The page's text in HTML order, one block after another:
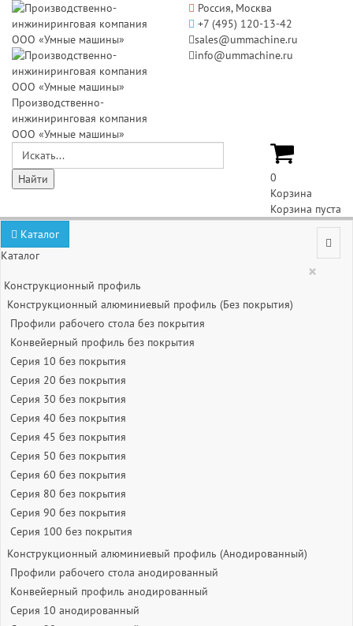
Производственно-
инжиниринговая компания
ООО «Умные машины»
Россия, Москва
+7 (495) 120-13-42
sales@ummachine.ru
info@ummachine.ru
0
Корзина
Корзина пуста
Каталог
Каталог
×
Конструкционный профиль
Конструкционный алюминиевый профиль (Без покрытия)
Профили рабочего стола без покрытия
Конвейерный профиль без покрытия
Серия 10 без покрытия
Серия 20 без покрытия
Серия 30 без покрытия
Серия 40 без покрытия
Серия 45 без покрытия
Серия 50 без покрытия
Серия 60 без покрытия
Серия 80 без покрытия
Серия 90 без покрытия
Серия 100 без покрытия
Конструкционный алюминиевый профиль (Анодированный)
Профили рабочего стола анодированный
Конвейерный профиль анодированный
Серия 10 анодированный